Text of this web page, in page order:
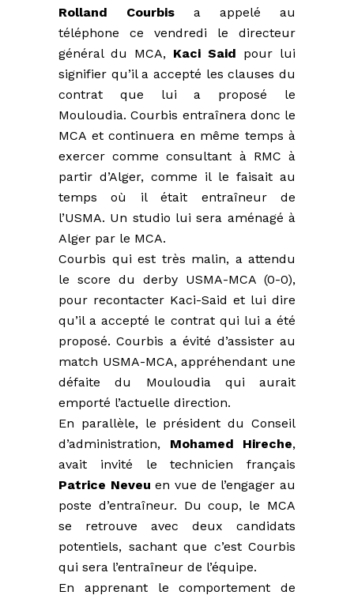
Rolland Courbis a appelé au
téléphone ce vendredi le directeur
général du MCA, Kaci Said pour lui
signifier qu’il a accepté les clauses du
contrat que lui a proposé le
Mouloudia. Courbis entraînera donc le
MCA et continuera en même temps à
exercer comme consultant à RMC à
partir d’Alger, comme il le faisait au
temps où il était entraîneur de
l’USMA. Un studio lui sera aménagé à
Alger par le MCA.
Courbis qui est très malin, a attendu
le score du derby USMA-MCA (0-0),
pour recontacter Kaci-Said et lui dire
qu’il a accepté le contrat qui lui a été
proposé. Courbis a évité d’assister au
match USMA-MCA, appréhendant une
défaite du Mouloudia qui aurait
emporté l’actuelle direction.
En parallèle, le président du Conseil
d’administration, Mohamed Hireche,
avait invité le technicien français
Patrice Neveu en vue de l’engager au
poste d’entraîneur. Du coup, le MCA
se retrouve avec deux candidats
potentiels, sachant que c’est Courbis
qui sera l’entraîneur de l’équipe.
En apprenant le comportement de